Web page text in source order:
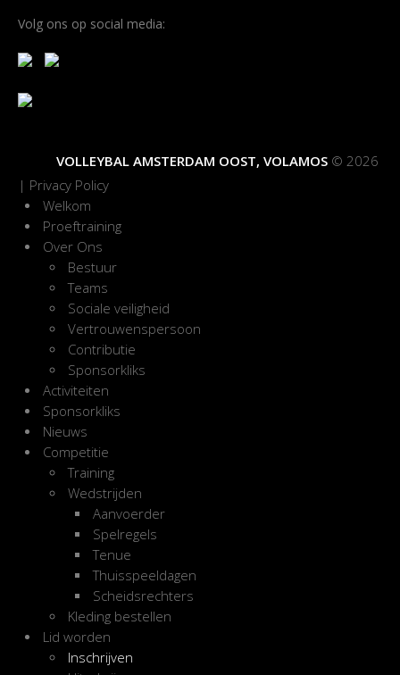
Volg ons op social media:
VOLLEYBAL AMSTERDAM OOST, VOLAMOS © 2026
| Privacy Policy
Welkom
Proeftraining
Over Ons
Bestuur
Teams
Sociale veiligheid
Vertrouwenspersoon
Contributie
Sponsorkliks
Activiteiten
Sponsorkliks
Nieuws
Competitie
Training
Wedstrijden
Aanvoerder
Spelregels
Tenue
Thuisspeeldagen
Scheidsrechters
Kleding bestellen
Lid worden
Inschrijven